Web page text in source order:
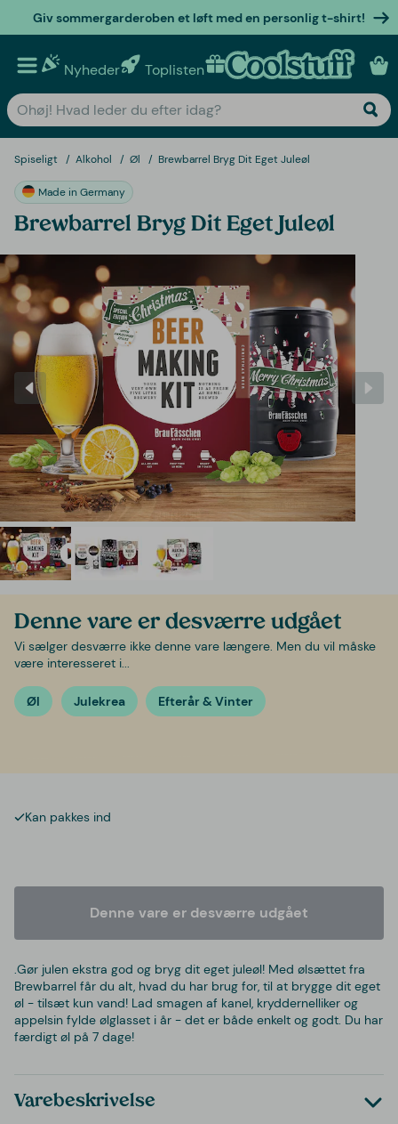
Giv sommergarderoben et løft med en personlig t-shirt!
Nyheder Toplisten Personlige gaver
Spiseligt Alkohol Øl Brewbarrel Bryg Dit Eget Juleøl
Made in Germany
Brewbarrel Bryg Dit Eget Juleøl
Denne vare er desværre udgået
Vi sælger desværre ikke denne vare længere. Men du vil måske
være interesseret i...
Øl Julekrea Efterår & Vinter
Kan pakkes ind
Denne vare er desværre udgået
.Gør julen ekstra god og bryg dit eget juleøl! Med ølsættet fra
Brewbarrel får du alt, hvad du har brug for, til at brygge dit eget
øl - tilsæt kun vand! Lad smagen af kanel, kryddernelliker og
appelsin fylde ølglasset i år - det er både enkelt og godt. Du har
færdigt øl på 7 dage!
Varebeskrivelse